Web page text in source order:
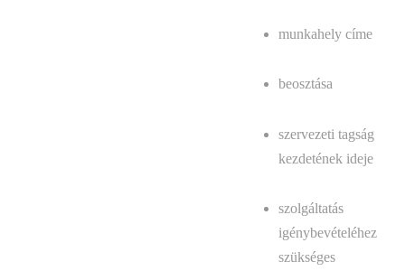
munkahely címe
beosztása
szervezeti tagság
kezdetének ideje
szolgáltatás
igénybevételéhez
szükséges